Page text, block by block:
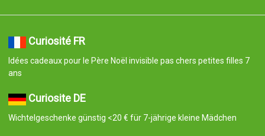
Curiosité FR
Idées cadeaux pour le Père Noël invisible pas chers petites filles 7
ans
Curiosite DE
Wichtelgeschenke günstig <20 € für 7-jährige kleine Mädchen